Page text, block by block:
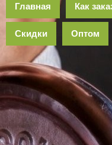
Главная Как
Скидки Оптом